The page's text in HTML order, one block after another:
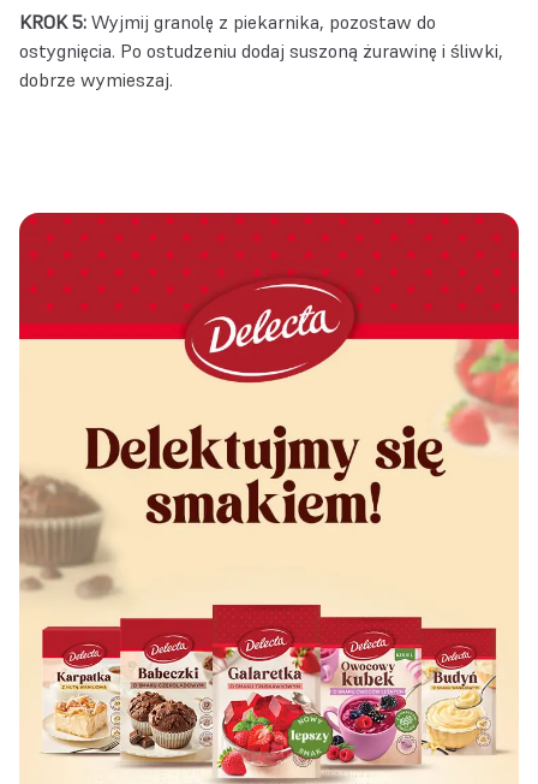
KROK 5: Wyjmij granolę z piekarnika, pozostaw do
ostygnięcia. Po ostudzeniu dodaj suszoną żurawinę i śliwki,
dobrze wymieszaj.